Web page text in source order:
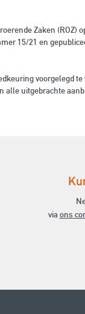
Zaken
15/21 en
voorgelegd
alle uitgebrachte
via ons